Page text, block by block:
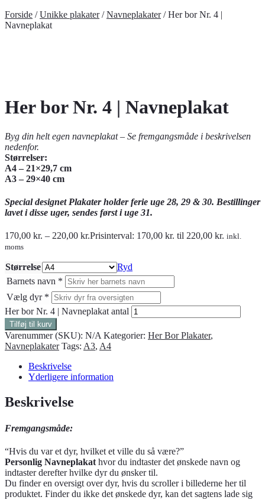
Forside /Unikke plakater/Navneplakater/Her bor Nr. 4 |
Navneplakat
Her bor Nr. 4 | Navneplakat
Byg din helt egen navneplakat – Se fremgangsmåde i beskrivelsen
nedenfor.
Størrelser:
A4 – 21×29,7 cm
A3 – 29×40 cm
Special designet Plakater holder ferie uge 28, 29 & 30. Bestillinger
lavet i disse uger, sendes først i uge 31.
170,00 kr. – 220,00 kr.Prisinterval: 170,00 kr. til 220,00 kr. inkl.
moms
Størrelse
Ryd
Barnets navn *
Vælg dyr *
Her bor Nr. 4 | Navneplakat antal
Tilføj til kurv
Varenummer (SKU): N/A Kategorier: Her Bor Plakater,
Navneplakater Tags: A3, A4
Beskrivelse
Yderligere information
Beskrivelse
Fremgangsmåde:
“Hvis du var et dyr, hvilket et ville du så være?”
Personlig Navneplakat hvor du indtaster det ønskede navn og
indtaster derefter hvilke dyr du ønsker til.
Du finder en oversigt over dyr, hvis du scroller i billederne her til
produktet. Finder du ikke det ønskede dyr, kan det sagtens lade sig